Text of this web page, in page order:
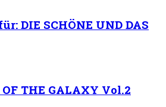
DIE SCHÖNE UND DAS
THE GALAXY Vol.2